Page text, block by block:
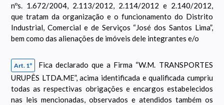
nºs. 1.672/2004, 2.113/2012, 2.114/2012 e 2.140/2012,
que tratam da organização e o funcionamento do Distrito
Industrial, Comercial e de Serviços “José dos Santos Lima”,
bem como das alienações de imóveis dele integrantes e/o
Art. 1º
Fica declarado que a Firma “W.M. TRANSPORTES
URUPÊS LTDA.ME”, acima identificada e qualificada cumpriu
todas as respectivas obrigações e encargos estabelecidos
nas leis mencionadas, observados e atendidos também os